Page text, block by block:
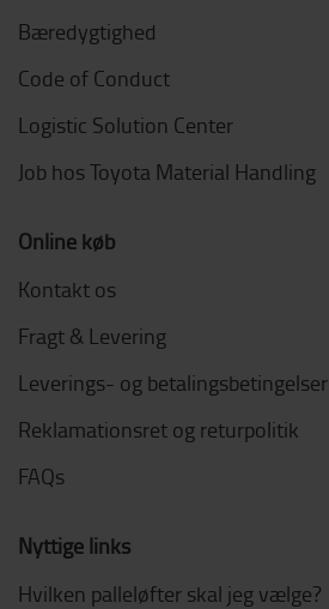
Bæredygtighed
Code of Conduct
Logistic Solution Center
Job hos Toyota Material Handling
Online køb
Kontakt os
Fragt & Levering
Leverings- og betalingsbetingelser
Reklamationsret og returpolitik
FAQs
Nyttige links
Hvilken palleløfter skal jeg vælge?